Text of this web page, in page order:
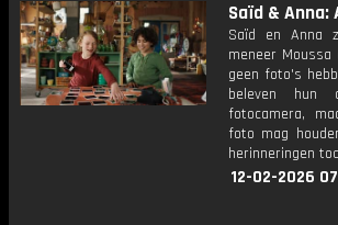
Saïd & Anna:
Saïd en Anna
meneer
geen foto's
beleven hun
fotocamera,
foto mag
herinneringen
12-02-2026